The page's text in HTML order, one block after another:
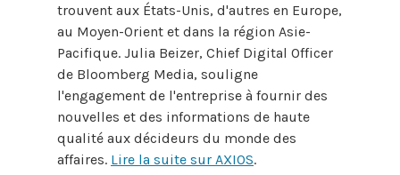
trouvent aux États-Unis, d'autres en Europe,
au Moyen-Orient et dans la région Asie-
Pacifique. Julia Beizer, Chief Digital Officer
de Bloomberg Media, souligne
l'engagement de l'entreprise à fournir des
nouvelles et des informations de haute
qualité aux décideurs du monde des
affaires. Lire la suite sur AXIOS.